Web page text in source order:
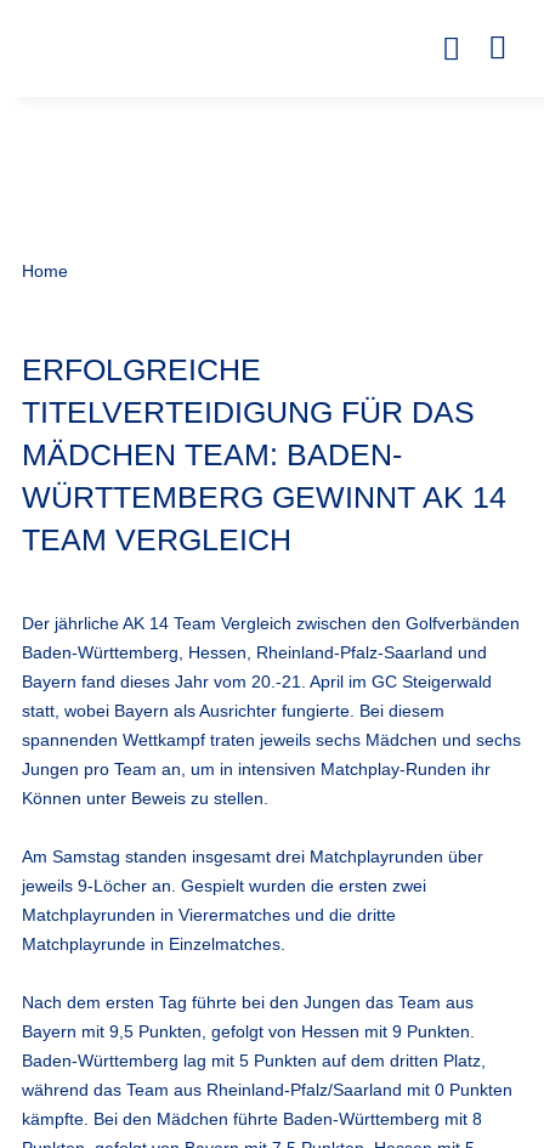
Home
ERFOLGREICHE
TITELVERTEIDIGUNG FÜR DAS
MÄDCHEN TEAM: BADEN-
WÜRTTEMBERG GEWINNT AK 14
TEAM VERGLEICH
Der jährliche AK 14 Team Vergleich zwischen den Golfverbänden
Baden-Württemberg, Hessen, Rheinland-Pfalz-Saarland und
Bayern fand dieses Jahr vom 20.-21. April im GC Steigerwald
statt, wobei Bayern als Ausrichter fungierte. Bei diesem
spannenden Wettkampf traten jeweils sechs Mädchen und sechs
Jungen pro Team an, um in intensiven Matchplay-Runden ihr
Können unter Beweis zu stellen.
Am Samstag standen insgesamt drei Matchplayrunden über
jeweils 9-Löcher an. Gespielt wurden die ersten zwei
Matchplayrunden in Vierermatches und die dritte
Matchplayrunde in Einzelmatches.
Nach dem ersten Tag führte bei den Jungen das Team aus
Bayern mit 9,5 Punkten, gefolgt von Hessen mit 9 Punkten.
Baden-Württemberg lag mit 5 Punkten auf dem dritten Platz,
während das Team aus Rheinland-Pfalz/Saarland mit 0 Punkten
kämpfte. Bei den Mädchen führte Baden-Württemberg mit 8